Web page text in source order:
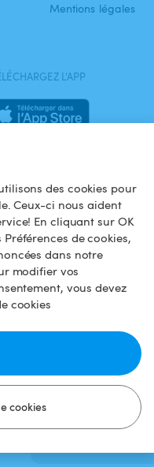
des cookies pour
Ceux-ci nous aident
En cliquant sur OK
de cookies,
dans notre
modifier vos
vous devez
cookies
cookies
Vérifier la
Mentions légales
L'APP